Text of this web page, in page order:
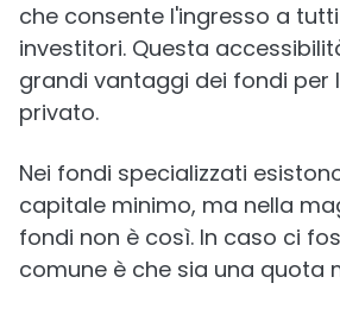
che consente l'ingresso a
investitori. Questa
grandi vantaggi dei fondi per
privato.
Nei fondi specializzati
capitale minimo, ma nella
fondi non è così. In caso ci
comune è che sia una quota